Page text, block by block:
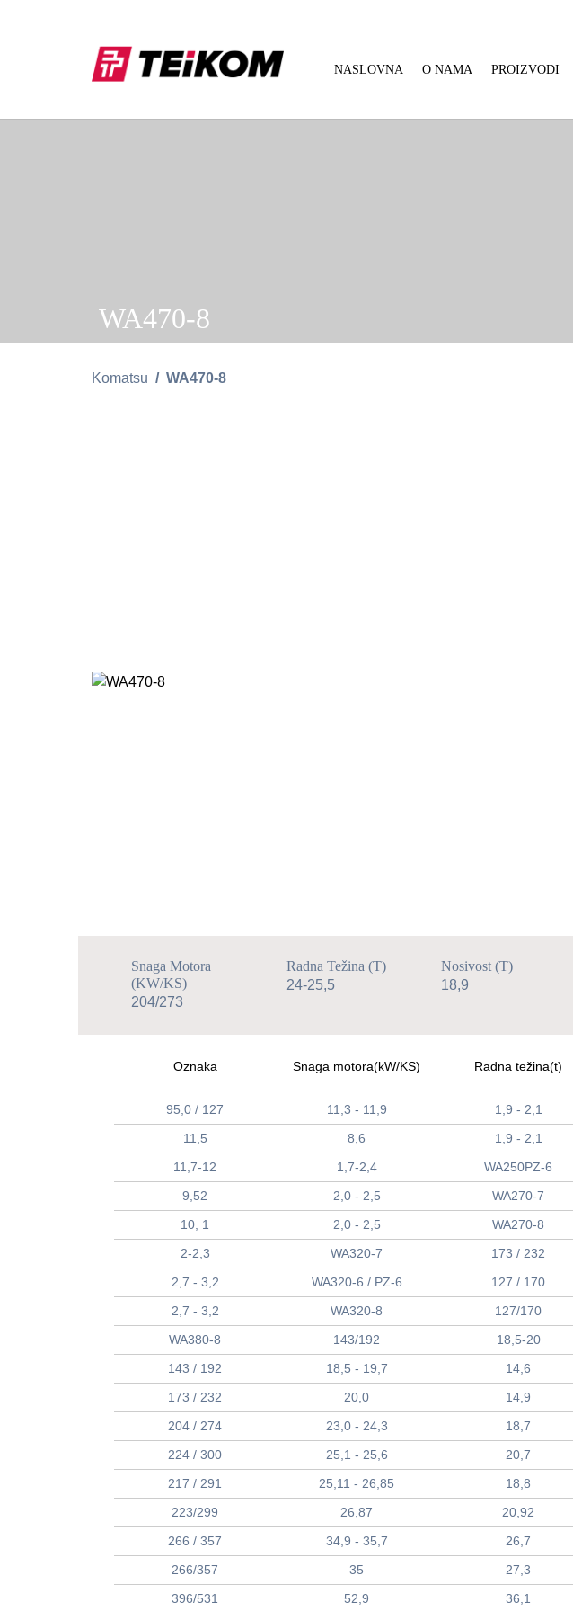
NASLOVNA O NAMA PROIZVODI
WA470-8
Komatsu WA470-8
Snaga Motora
(kW/KS)
204/273
Radna Težina (t)
24-25,5
Nosivost (t)
18,9
Oznaka Snaga motora(kW/KS) Radna težina(t)
95,0 / 127
11,3 - 11,9 1,9 - 2,1
11,5
8,6 1,9 - 2,1
11,7-12
1,7-2,4 WA250PZ-6
9,52
2,0 - 2,5 WA270-7
10, 1
2,0 - 2,5 WA270-8
2-2,3
WA320-7 173 / 232
2,7 - 3,2
WA320-6 / PZ-6 127 / 170
2,7 - 3,2
WA320-8 127/170
WA380-8
143/192 18,5-20
143 / 192
18,5 - 19,7 14,6
173 / 232
20,0 14,9
204 / 274
23,0 - 24,3 18,7
224 / 300
25,1 - 25,6 20,7
217 / 291
25,11 - 26,85 18,8
223/299
26,87 20,92
266 / 357
34,9 - 35,7 26,7
266/357
35 27,3
396/531
52,9 36,1